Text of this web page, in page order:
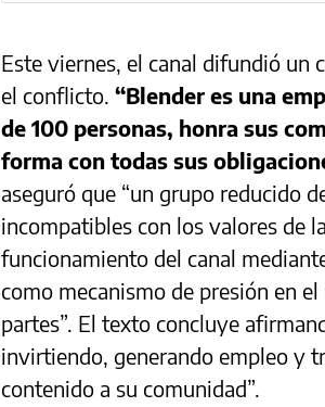
Este viernes, el canal difundió un
el conflicto. “Blender es una
de 100 personas, honra sus
forma con todas sus
aseguró que “un grupo reducido
incompatibles con los valores de
funcionamiento del canal
como mecanismo de presión en
partes”. El texto concluye
invirtiendo, generando empleo y
contenido a su comunidad”.